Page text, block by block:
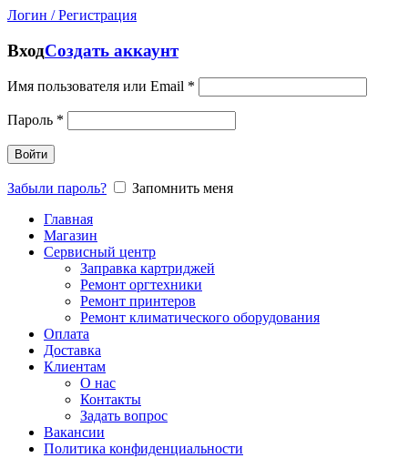
Логин / Регистрация
ВходСоздать аккаунт
Имя пользователя или Email *
Пароль *
Войти
Забыли пароль?
Запомнить меня
Главная
Магазин
Сервисный центр
Заправка картриджей
Ремонт оргтехники
Ремонт принтеров
Ремонт климатического оборудования
Оплата
Доставка
Клиентам
О нас
Контакты
Задать вопрос
Вакансии
Политика конфиденциальности